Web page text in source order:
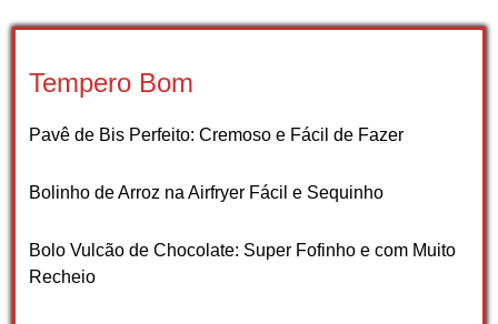
Tempero Bom
Pavê de Bis Perfeito: Cremoso e Fácil de Fazer
Bolinho de Arroz na Airfryer Fácil e Sequinho
Bolo Vulcão de Chocolate: Super Fofinho e com Muito
Recheio